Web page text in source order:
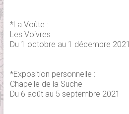
*La Voûte :
Les Voivres
Du 1 octobre au 1 décembre 2021
*Exposition personnelle :
Chapelle de la Suche
Du 6 août au 5 septembre 2021